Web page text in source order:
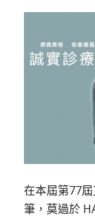
在本屆第77
筆，莫過於